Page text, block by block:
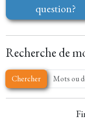
question?
Recherche de
Chercher